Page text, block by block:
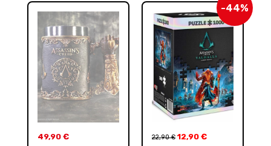
49,90 €
-44%
22,90€ 12,90 €